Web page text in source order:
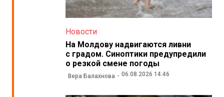
Новости
На Молдову надвигаются ливни
с градом. Синоптики предупредили
о резкой смене погоды
Вера Балахнова 06.08.2026 14:46